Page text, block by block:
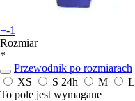
+-1
Rozmiar
*
Przewodnik po rozmiarach
XS
S 24h M L
To pole jest wymagane